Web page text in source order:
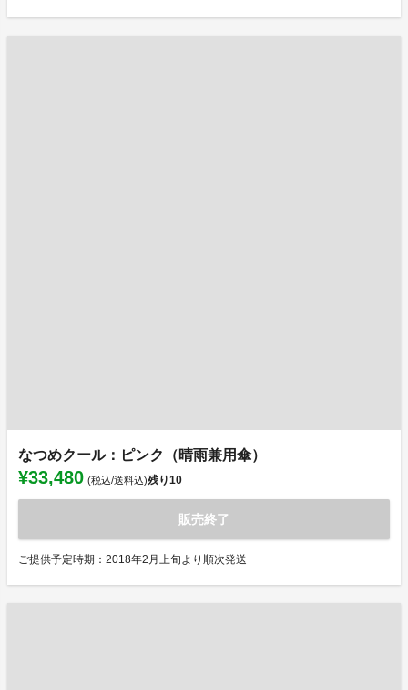
なつめクール：ピンク（晴雨兼用傘）
¥33,480 (税込/送料込)残り10
販売終了
ご提供予定時期：2018年2月上旬より順次発送